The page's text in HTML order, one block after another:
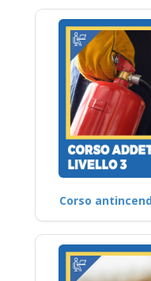
Corso